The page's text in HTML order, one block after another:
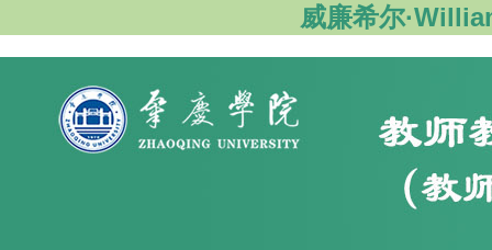
威廉希尔